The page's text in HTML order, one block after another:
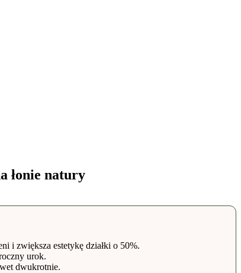
łonie natury
i zwiększa estetykę działki o 50%.
urok.
dwukrotnie.